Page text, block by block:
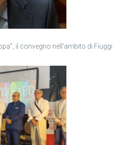
il convegno nell’ambito di Fiuggi